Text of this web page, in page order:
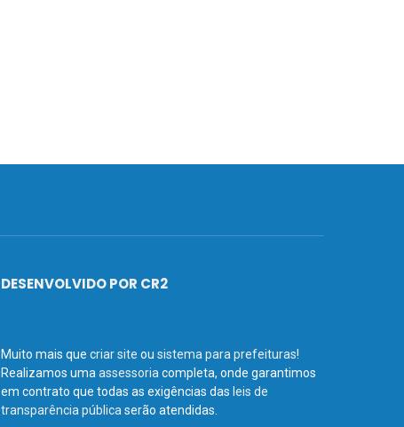
DESENVOLVIDO POR CR2
Muito mais que criar site ou sistema para prefeituras!
Realizamos uma assessoria completa, onde garantimos
em contrato que todas as exigências das leis de
transparência pública serão atendidas.